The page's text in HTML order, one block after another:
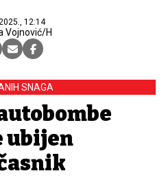
12:14
Vojnović/H
SNAGA
ubijen